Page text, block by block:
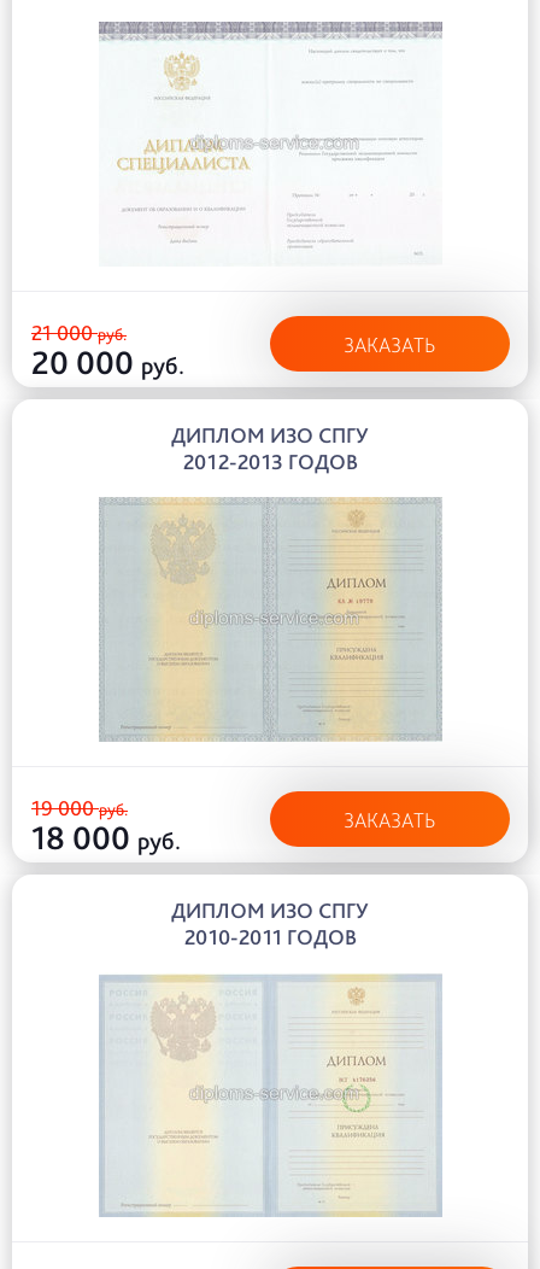
21 000руб.
20 000 руб.
ЗАКАЗАТЬ
ДИПЛОМ ИЗО СПГУ
2012-2013 ГОДОВ
19 000руб.
18 000 руб.
ЗАКАЗАТЬ
ДИПЛОМ ИЗО СПГУ
2010-2011 ГОДОВ